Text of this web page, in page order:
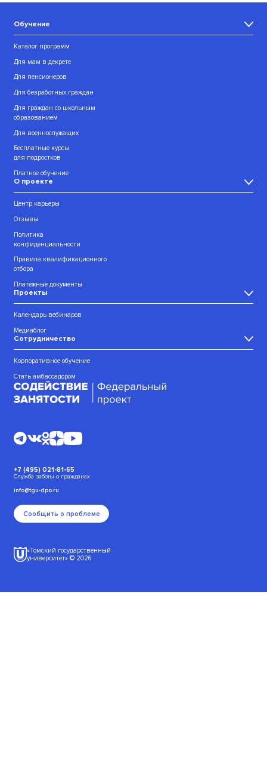
+7 (495) 021-81-65
Служба заботы о гражданах
info@tgu-dpo.ru
Сообщить о проблеме
Обучение
Каталог программ
Для мам в декрете
Для пенсионеров
Для безработных граждан
Для граждан со школьным
образованием
Для военнослужащих
Бесплатные курсы
для подростков
Платное обучение
О проекте
Центр карьеры
Отзывы
Политика
конфиденциальности
Правила квалификационного
отбора
Платежные документы
Проекты
Календарь вебинаров
Медиаблог
Сотрудничество
Корпоративное обучение
Стать амбассадором
«Томский государственный
университет» © 2026